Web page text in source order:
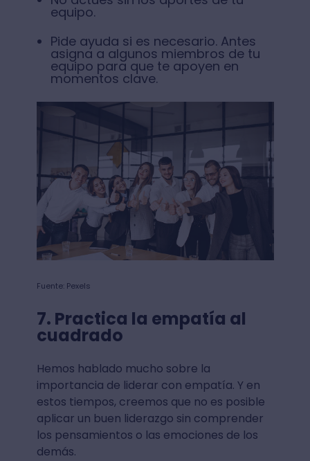
equipo.
Pide ayuda si es necesario. Antes
asigna a algunos miembros de tu
equipo para que te apoyen en
momentos clave.
Fuente: Pexels
7. Practica la empatía al
cuadrado
Hemos hablado mucho sobre la
importancia de liderar con empatía. Y en
estos tiempos, creemos que no es posible
aplicar un buen liderazgo sin comprender
los pensamientos o las emociones de los
demás.